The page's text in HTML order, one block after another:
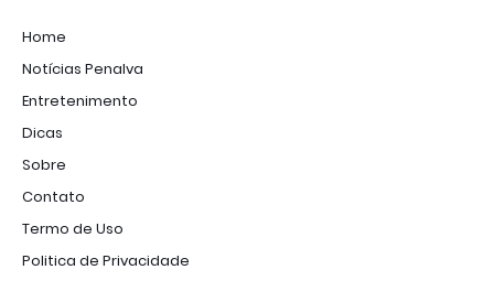
Home
Notícias Penalva
Entretenimento
Dicas
Sobre
Contato
Termo de Uso
Politica de Privacidade